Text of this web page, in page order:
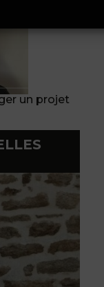
un projet